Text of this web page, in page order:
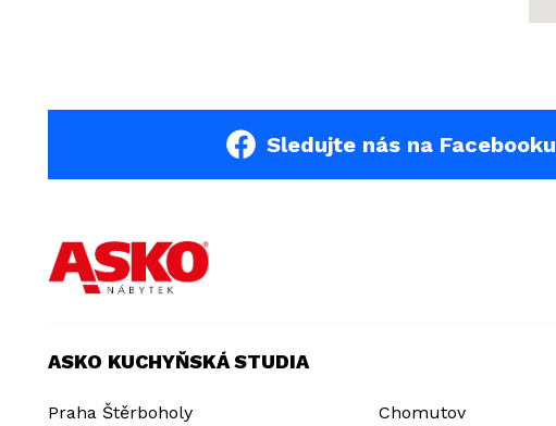
Sledujte nás na Facebooku
ASKO KUCHYŇSKÁ STUDIA
Praha Štěrboholy Chomutov